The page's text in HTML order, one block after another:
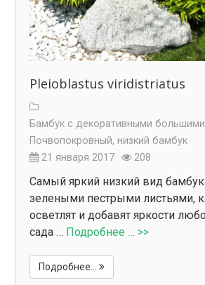
Pleioblastus viridistriatus
Бамбук с декоративными
Почвопокровный, низкий бамбук
21 января 2017
208
Самый яркий низкий вид
зелеными пестрыми листьями,
осветлят и добавят яркости
сада … Подробнее … >>
Подробнее...